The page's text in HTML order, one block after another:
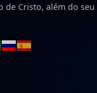
de Cristo, além do seu